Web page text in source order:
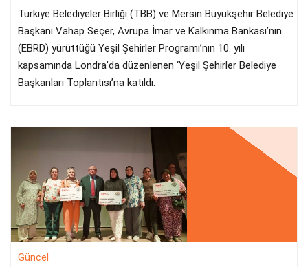
Türkiye Belediyeler Birliği (TBB) ve Mersin Büyükşehir Belediye
Başkanı Vahap Seçer, Avrupa İmar ve Kalkınma Bankası’nın
(EBRD) yürüttüğü Yeşil Şehirler Programı’nın 10. yılı
kapsamında Londra’da düzenlenen ‘Yeşil Şehirler Belediye
Başkanları Toplantısı’na katıldı.
Güncel